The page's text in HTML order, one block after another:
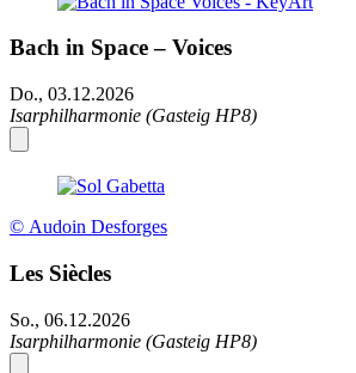
Bach in Space – Voices
Do., 03.12.2026
Isarphilharmonie (Gasteig HP8)
© Audoin Desforges
Les Siècles
So., 06.12.2026
Isarphilharmonie (Gasteig HP8)